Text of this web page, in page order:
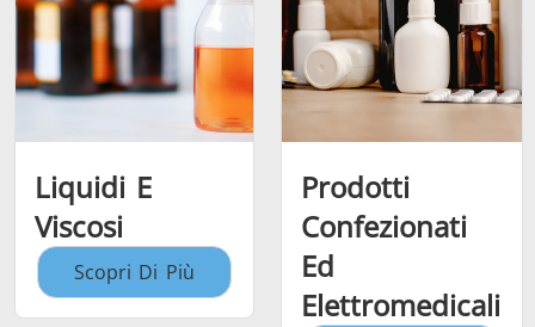
Liquidi E
Viscosi
Scopri Di Più
Prodotti
Confezionati
Ed
Elettromedicali